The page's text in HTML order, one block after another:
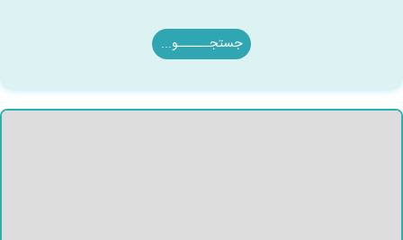
جستجــــــو...